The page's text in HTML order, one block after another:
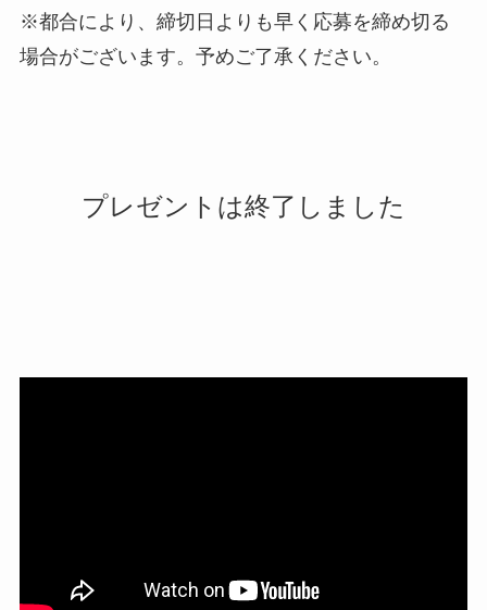
※都合により、締切日よりも早く応募を締め切る
場合がございます。予めご了承ください。
プレゼントは終了しました